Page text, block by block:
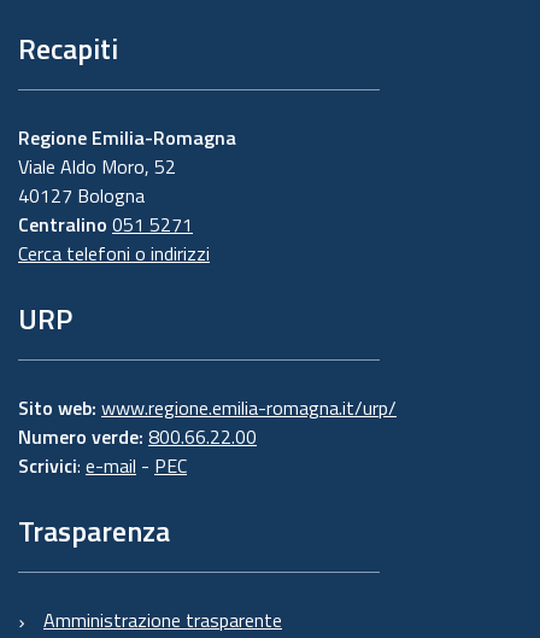
Recapiti
Regione Emilia-Romagna
Viale Aldo Moro, 52
40127 Bologna
Centralino 051 5271
Cerca telefoni o indirizzi
URP
Sito web: www.regione.emilia-romagna.it/urp/
Numero verde: 800.66.22.00
Scrivici: e-mail - PEC
Trasparenza
Amministrazione trasparente